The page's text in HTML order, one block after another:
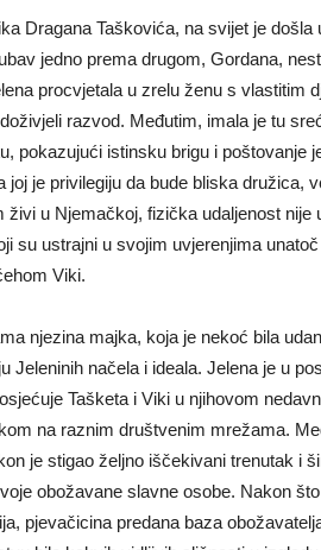
Dragana Taškovića, na svijet je
jedno prema drugom, Gordana,
procvjetala u zrelu ženu s vlastitim
razvod. Međutim, imala je tu
pokazujući istinsku brigu i poštovanje
joj je privilegiju da bude bliska družica,
živi u Njemačkoj, fizička udaljenost
su ustrajni u svojim uvjerenjima
Viki.
njezina majka, koja je nekoć bila
Jeleninih načela i ideala. Jelena je u
Tašketa i Viki u njihovom
na raznim društvenim mrežama.
je stigao željno iščekivani trenutak i
obožavane slavne osobe. Nakon
pjevačicina predana baza